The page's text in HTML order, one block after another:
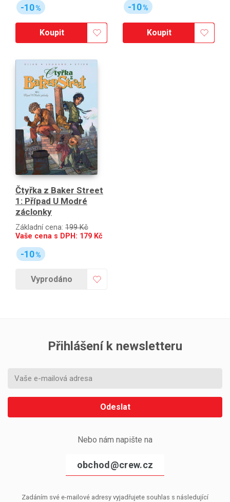
-10%
Koupit
-10%
Koupit
Čtyřka z Baker Street
1: Případ U Modré
záclonky
Základní cena: 199 Kč
Vaše cena s DPH: 179 Kč
-10%
Vyprodáno
Přihlášení k newsletteru
Odeslat
Nebo nám napište na
obchod@crew.cz
Zadáním své e-mailové adresy vyjadřujete souhlas s následující